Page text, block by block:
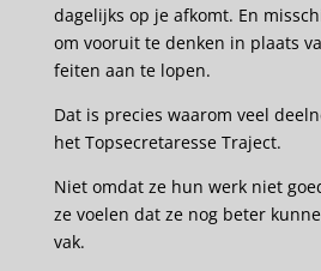
dagelijks op je afkomt. En
om vooruit te denken in plaats
feiten aan te lopen.
Dat is precies waarom veel
het Topsecretaresse Traject.
Niet omdat ze hun werk niet
ze voelen dat ze nog beter
vak.